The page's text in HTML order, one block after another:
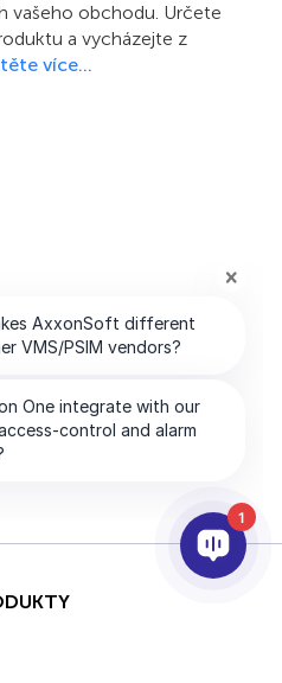
vašeho obchodu. Určete
a vycházejte z
více…
1